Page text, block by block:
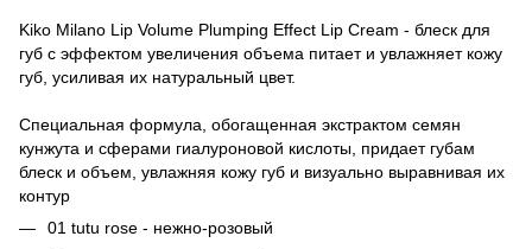
Kiko Milano Lip Volume Plumping Effect Lip Cream - блеск для
губ с эффектом увеличения объема питает и увлажняет кожу
губ, усиливая их натуральный цвет.
Специальная формула, обогащенная экстрактом семян
кунжута и сферами гиалуроновой кислоты, придает губам
блеск и объем, увлажняя кожу губ и визуально выравнивая их
контур
01 tutu rose - нежно-розовый